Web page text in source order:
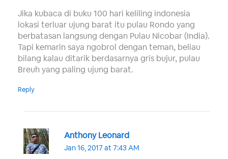
Jika kubaca di buku 100 hari keliling indonesia
lokasi terluar ujung barat itu pulau Rondo yang
berbatasan langsung dengan Pulau Nicobar (India).
Tapi kemarin saya ngobrol dengan teman, beliau
bilang kalau ditarik berdasarnya gris bujur, pulau
Breuh yang paling ujung barat.
Reply
Anthony Leonard
Jan 16, 2017 at 7:43 AM